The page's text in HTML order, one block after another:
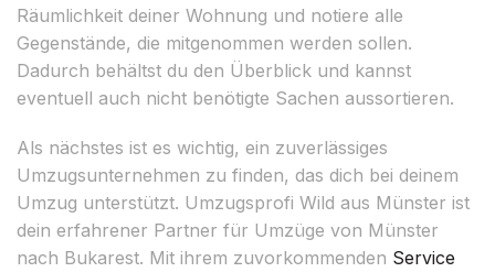
Räumlichkeit deiner Wohnung und notiere alle
Gegenstände, die mitgenommen werden sollen.
Dadurch behältst du den Überblick und kannst
eventuell auch nicht benötigte Sachen aussortieren.
Als nächstes ist es wichtig, ein zuverlässiges
Umzugsunternehmen zu finden, das dich bei deinem
Umzug unterstützt. Umzugsprofi Wild aus Münster ist
dein erfahrener Partner für Umzüge von Münster
nach Bukarest. Mit ihrem zuvorkommenden Service